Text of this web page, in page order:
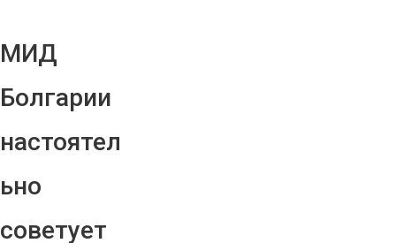
МИД
Болгарии
настоятел
ьно
советует